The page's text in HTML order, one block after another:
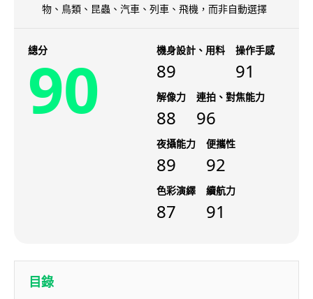
物、鳥類、昆蟲、汽車、列車、飛機，而非自動選擇
總分
90 機身設計、用料
89
操作手感
91
解像力
88
連拍、對焦能力
96
夜攝能力
89
便攜性
92
色彩演繹
87
續航力
91
目錄